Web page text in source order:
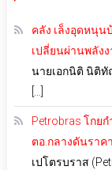
คลัง เล็งอุดหนุ
เปลี่ยนผ่านพลัง
นายเอกนิติ นิติ
[…]
Petrobras โกย
ตอ.กลางดันราค
เปโตรบราส